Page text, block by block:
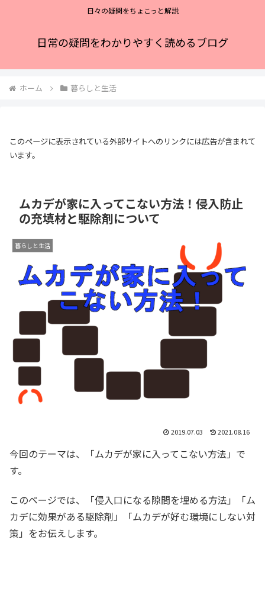
日々の疑問をちょこっと解説
日常の疑問をわかりやすく読めるブログ
ホーム 暮らしと生活
このページに表示されている外部サイトへのリンクには広告が含まれて
います。
ムカデが家に入ってこない方法！侵入防止
の充填材と駆除剤について
暮らしと生活
2019.07.03 2021.08.16
今回のテーマは、「ムカデが家に入ってこない方法」で
す。
このページでは、「侵入口になる隙間を埋める方法」「ム
カデに効果がある駆除剤」「ムカデが好む環境にしない対
策」をお伝えします。